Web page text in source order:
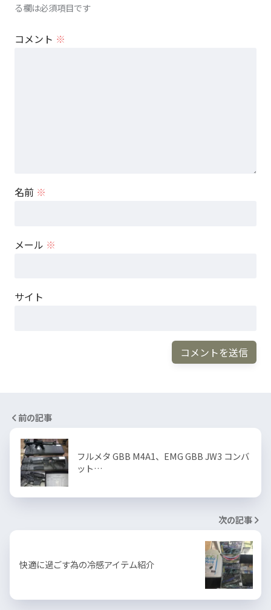
る欄は必須項目です
コメント ※
名前 ※
メール ※
サイト
前の記事
フルメタ GBB M4A1、EMG GBB JW3 コンバ
ット…
次の記事
快適に過ごす為の冷感アイテム紹介